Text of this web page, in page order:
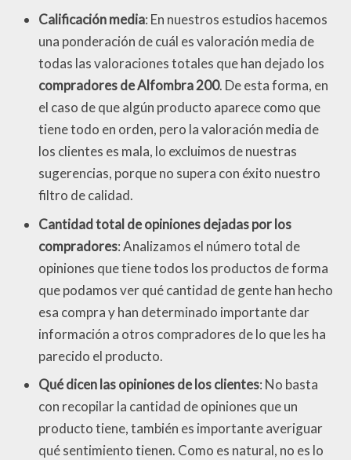
Calificación media: En nuestros estudios hacemos
una ponderación de cuál es valoración media de
todas las valoraciones totales que han dejado los
compradores de Alfombra 200. De esta forma, en
el caso de que algún producto aparece como que
tiene todo en orden, pero la valoración media de
los clientes es mala, lo excluimos de nuestras
sugerencias, porque no supera con éxito nuestro
filtro de calidad.
Cantidad total de opiniones dejadas por los
compradores: Analizamos el número total de
opiniones que tiene todos los productos de forma
que podamos ver qué cantidad de gente han hecho
esa compra y han determinado importante dar
información a otros compradores de lo que les ha
parecido el producto.
Qué dicen las opiniones de los clientes: No basta
con recopilar la cantidad de opiniones que un
producto tiene, también es importante averiguar
qué sentimiento tienen. Como es natural, no es lo